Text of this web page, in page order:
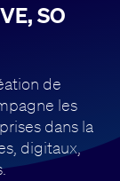
SO
de
les
dans la
digitaux,